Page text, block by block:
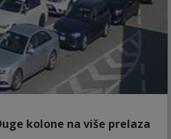
kolone na više prelaza